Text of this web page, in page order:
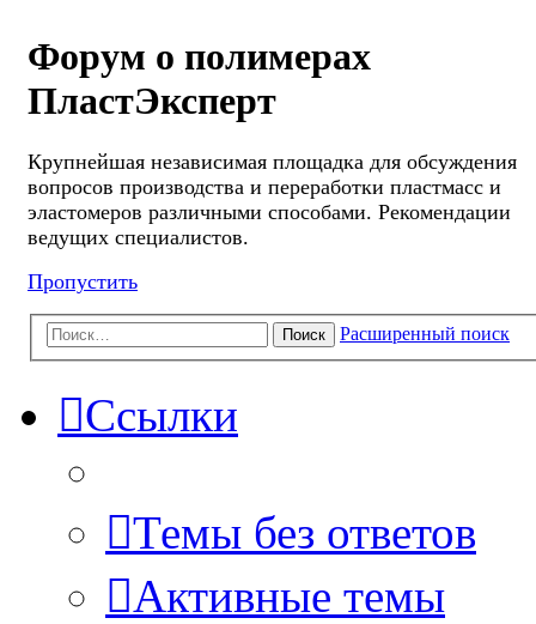
Форум о полимерах
ПластЭксперт
Крупнейшая независимая площадка для обсуждения
вопросов производства и переработки пластмасс и
эластомеров различными способами. Рекомендации
ведущих специалистов.
Пропустить
Поиск Расширенный поиск
Ссылки
Темы без ответов
Активные темы